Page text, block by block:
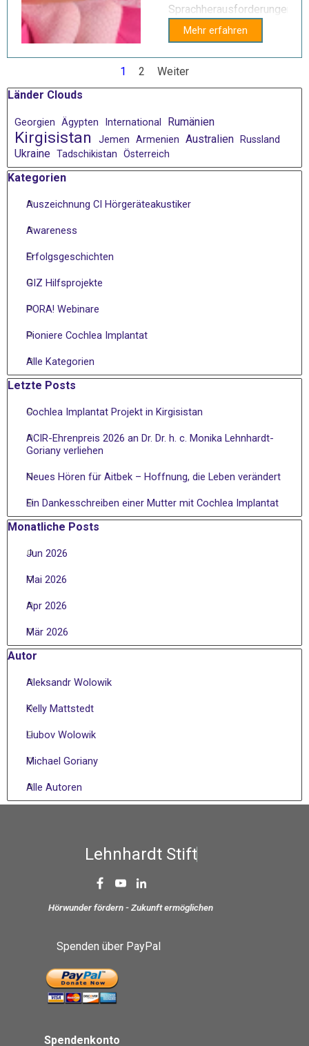
Sprachherausforderungen.
Mehr erfahren
Aktuelle Seite:
1 Gehen Sie zu Seite:
2
Weiter
Block überspringen Länder Clouds
Länder Clouds
Georgien Ägypten International Rumänien
Kirgisistan Jemen Armenien Australien Russland
Ukraine Tadschikistan Österreich
Block überspringen Kategorien
Kategorien
Auszeichnung CI Hörgeräteakustiker
Awareness
Erfolgsgeschichten
GIZ Hilfsprojekte
PORA! Webinare
Pioniere Cochlea Implantat
Alle Kategorien
Block überspringen Letzte Posts
Letzte Posts
Cochlea Implantat Projekt in Kirgisistan
ACIR-Ehrenpreis 2026 an Dr. Dr. h. c. Monika Lehnhardt-
Goriany verliehen
Neues Hören für Aitbek – Hoffnung, die Leben verändert
Ein Dankesschreiben einer Mutter mit Cochlea Implantat
Block überspringen Monatliche Posts
Monatliche Posts
Jun 2026
Mai 2026
Apr 2026
Mär 2026
Block überspringen Autor
Autor
Aleksandr Wolowik
Kelly Mattstedt
Liubov Wolowik
Michael Goriany
Alle Autoren
Spendenkonto
ehnhardt St iftun
Spenden über PayPal
Hörwunder fördern - Zukunft ermöglichen